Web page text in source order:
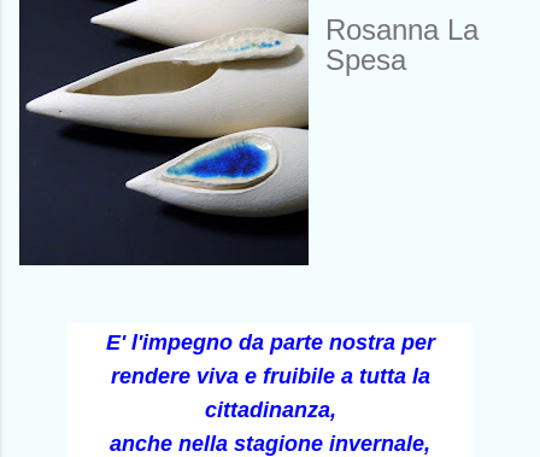
Rosanna La
Spesa
E' l'impegno da parte nostra per
rendere viva e fruibile a tutta la
cittadinanza,
anche nella stagione invernale,